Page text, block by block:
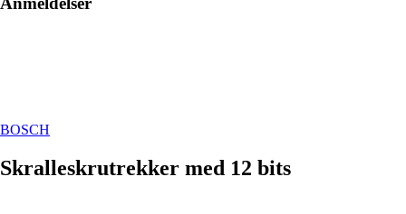
BOSCH
Skralleskrutrekker med 12 bits